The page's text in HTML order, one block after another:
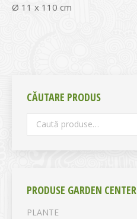
Ø 11 x 110 cm
CĂUTARE PRODUS
PRODUSE GARDEN CENTER
PLANTE